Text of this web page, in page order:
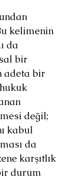
kelimenin
da
bir
adeta bir
değil;
kabul
da
karşıtlık
durum